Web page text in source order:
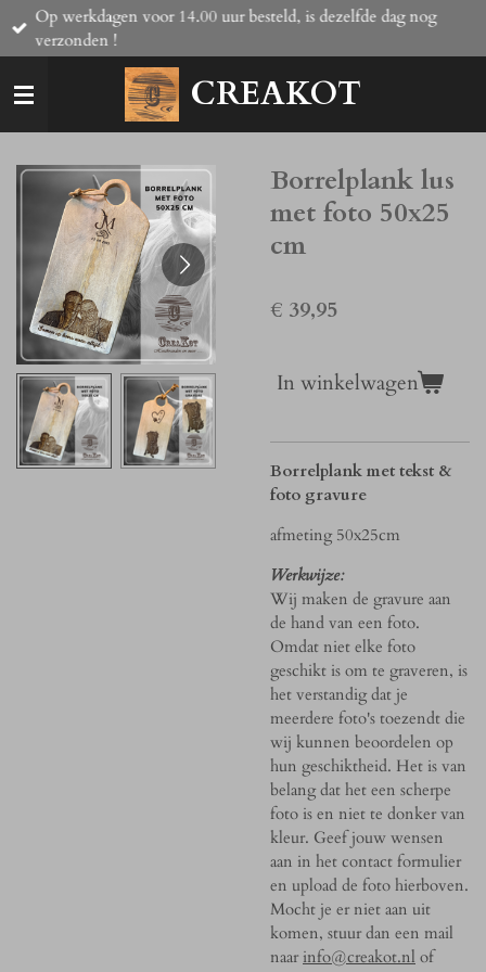
Ga
direct
de
CREAKOT
Op werkdagen voor 14.00 uur besteld, is dezelfde dag nog
verzonden !
Borrelplank lus
met foto 50x25
cm
€ 39,95
In winkelwagen
Borrelplank met tekst &
foto gravure
afmeting 50x25cm
Werkwijze:
Wij maken de gravure aan
de hand van een foto.
Omdat niet elke foto
geschikt is om te graveren, is
het verstandig dat je
meerdere foto's toezendt die
wij kunnen beoordelen op
hun geschiktheid. Het is van
belang dat het een scherpe
foto is en niet te donker van
kleur. Geef jouw wensen
aan in het contact formulier
en upload de foto hierboven.
Mocht je er niet aan uit
komen, stuur dan een mail
naar info@creakot.nl of